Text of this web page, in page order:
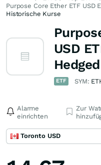
Purpose Core Ether ETF USD
Historische Kurse
USD
ETF SYM:
Alarme
einrichten
Zur
Toronto USD